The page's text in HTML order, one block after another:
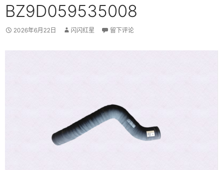
BZ9D059535008
2026年6月22日 闪闪红星 留下评论